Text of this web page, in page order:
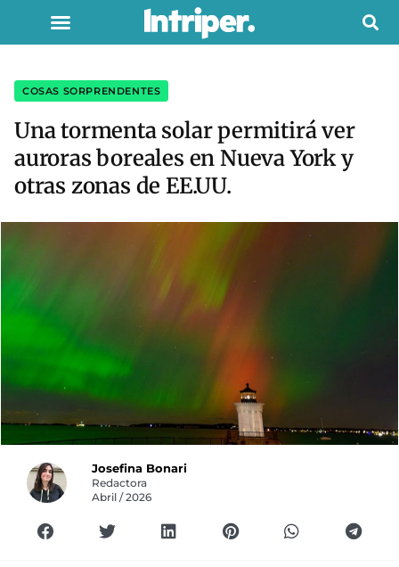
COSAS SORPRENDENTES
Una tormenta solar permitirá ver
auroras boreales en Nueva York y
otras zonas de EE.UU.
Josefina Bonari
Redactora
Abril / 2026